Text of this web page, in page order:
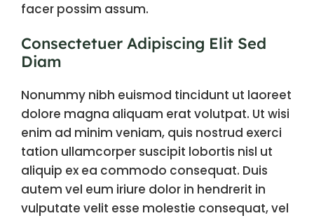
facer possim assum.
Consectetuer Adipiscing Elit Sed
Diam
Nonummy nibh euismod tincidunt ut laoreet
dolore magna aliquam erat volutpat. Ut wisi
enim ad minim veniam, quis nostrud exerci
tation ullamcorper suscipit lobortis nisl ut
aliquip ex ea commodo consequat. Duis
autem vel eum iriure dolor in hendrerit in
vulputate velit esse molestie consequat, vel